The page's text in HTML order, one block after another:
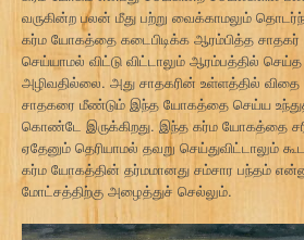
Posted bySaravanan Thirumoolaron
பகவத் கீதை - 2. சாங்கிய யோகம் 0
பகவத் கீதை 2. சாங்கிய யோகம் 2-40
கர்ம யோகத்தின் மூலம் தொடங்கப்பட்ட
முயற்சியில் பாவங்கள் ஏற்படுவதில்லை. இந்த
சிறிதளவு கடைபிடித்தால் கூட இந்த தர்மமானது
இருந்து காப்பாற்றும்.